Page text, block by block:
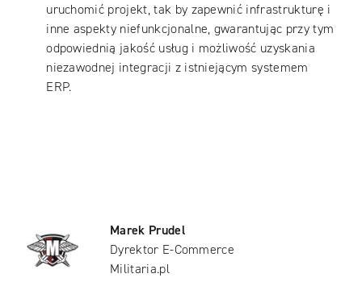
uruchomić projekt, tak by zapewnić infrastrukturę i
inne aspekty niefunkcjonalne, gwarantując przy tym
odpowiednią jakość usług i możliwość uzyskania
niezawodnej integracji z istniejącym systemem
ERP.
Marek Prudel
Dyrektor E-Commerce
Militaria.pl